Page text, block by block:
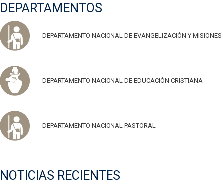
DEPARTAMENTOS
DEPARTAMENTO NACIONAL DE EVANGELIZACIÓN Y MISIONES
DEPARTAMENTO NACIONAL DE EDUCACIÓN CRISTIANA
DEPARTAMENTO NACIONAL PASTORAL
NOTICIAS RECIENTES